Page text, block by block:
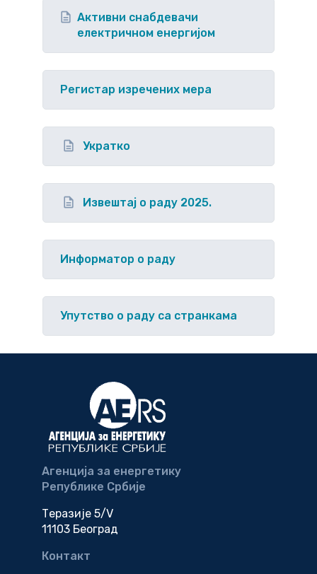
Активни снабдевачи
електричном енергијом
Регистар изречених мера
Укратко
Извештај о раду 2025.
Информатор о раду
Упутство o раду са странкама
Агенција за енергетику
Републике Србије
Теразије 5/V
11103 Београд
Контакт